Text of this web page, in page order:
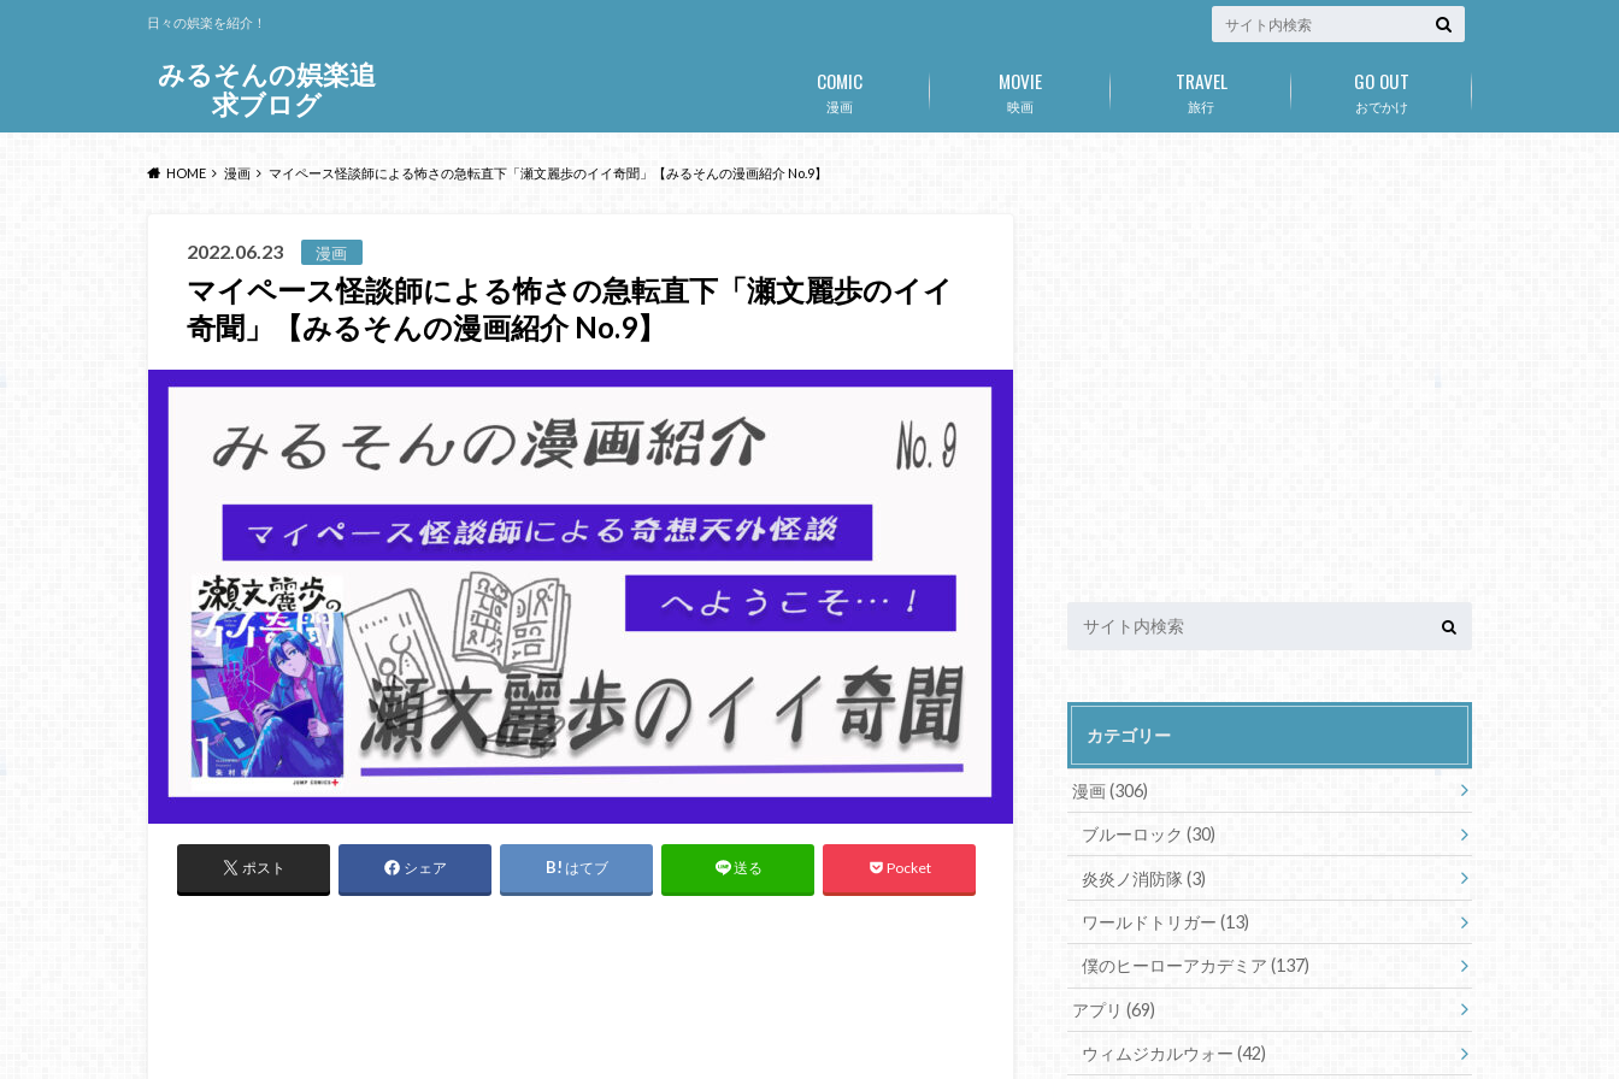
みるそんの娯楽追
求ブログ
日々の娯楽を紹介！
漫画
COMIC
映画
MOVIE
旅行
TRAVEL
おでかけ
GO OUT
HOME 漫画 マイペース怪談師による怖さの急転直下「瀬文麗歩のイイ奇聞」【みるそんの漫画紹介 No.9】
2022.06.23 漫画
マイペース怪談師による怖さの急転直下「瀬文麗歩のイイ
奇聞」【みるそんの漫画紹介 No.9】
ポスト シェア はてブ 送る Pocket
カテゴリー
漫画(306)
ブルーロック (30)
炎炎ノ消防隊(3)
ワールドトリガー (13)
僕のヒーローアカデミア (137)
アプリ(69)
ウィムジカルウォー (42)